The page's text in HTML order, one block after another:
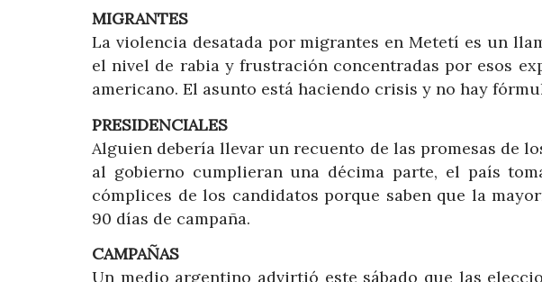
MIGRANTES
La violencia desatada por migrantes en Metetí es un
el nivel de rabia y frustración concentradas por esos
americano. El asunto está haciendo crisis y no hay
PRESIDENCIALES
Alguien debería llevar un recuento de las promesas de
al gobierno cumplieran una décima parte, el país
cómplices de los candidatos porque saben que la
90 días de campaña.
CAMPAÑAS
Un medio argentino advirtió este sábado que las